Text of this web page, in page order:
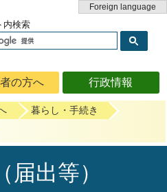
Foreign language
の方へ 行政情報
内検索
暮らし・手続き
届出等）